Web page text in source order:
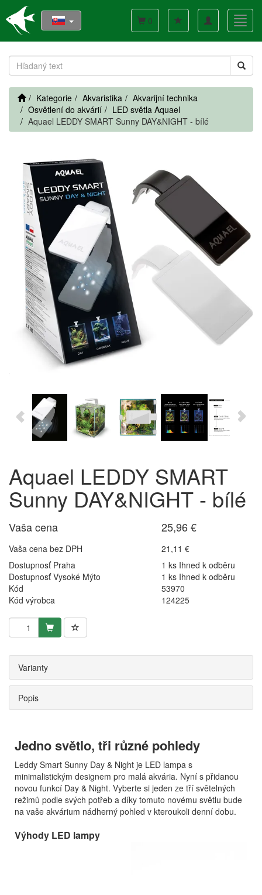
Toggle
navigation
0
Kategorie Akvaristika
Akvarijní technika
Osvětlení do akvárií
LED světla Aquael
Aquael LEDDY SMART Sunny DAY&NIGHT - bílé
Aquael LEDDY SMART
Sunny DAY&NIGHT - bílé
Vaša cena 25,96 €
Vaša cena bez DPH
21,11 €
Dostupnosť Praha
1 ks Ihned k odběru
Dostupnosť Vysoké Mýto
1 ks Ihned k odběru
Kód
53970
Kód výrobca
124225
Varianty
Popis
Jedno světlo, tři různé pohledy
Leddy Smart Sunny Day & Night je LED lampa s
minimalistickým designem pro malá akvária. Nyní s přidanou
novou funkcí Day & Night. Vyberte si jeden ze tří světelných
režimů podle svých potřeb a díky tomuto novému světlu bude
na vaše akvárium nádherný pohled v kteroukoli denní dobu.
Výhody LED lampy